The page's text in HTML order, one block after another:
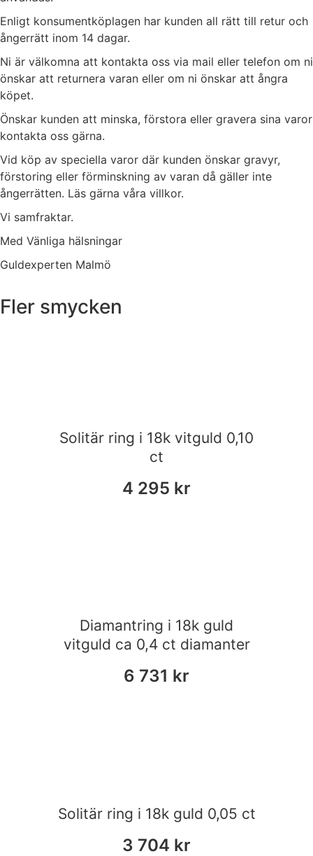
Enligt konsumentköplagen har kunden all rätt till retur och
ångerrätt inom 14 dagar.
Ni är välkomna att kontakta oss via mail eller telefon om ni
önskar att returnera varan eller om ni önskar att ångra
köpet.
Önskar kunden att minska, förstora eller gravera sina varor
kontakta oss gärna.
Vid köp av speciella varor där kunden önskar gravyr,
förstoring eller förminskning av varan då gäller inte
ångerrätten. Läs gärna våra villkor.
Vi samfraktar.
Med Vänliga hälsningar
Guldexperten Malmö
Fler smycken
Solitär ring i 18k vitguld 0,10
ct
4 295 kr
Diamantring i 18k guld
vitguld ca 0,4 ct diamanter
6 731 kr
Solitär ring i 18k guld 0,05 ct
3 704 kr